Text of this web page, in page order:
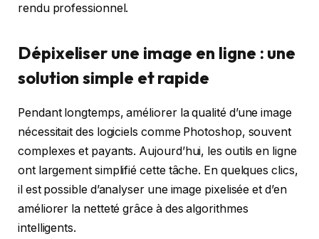
rendu professionnel.
Dépixeliser une image en ligne : une
solution simple et rapide
Pendant longtemps, améliorer la qualité d’une image
nécessitait des logiciels comme Photoshop, souvent
complexes et payants. Aujourd’hui, les outils en ligne
ont largement simplifié cette tâche. En quelques clics,
il est possible d’analyser une image pixelisée et d’en
améliorer la netteté grâce à des algorithmes
intelligents.